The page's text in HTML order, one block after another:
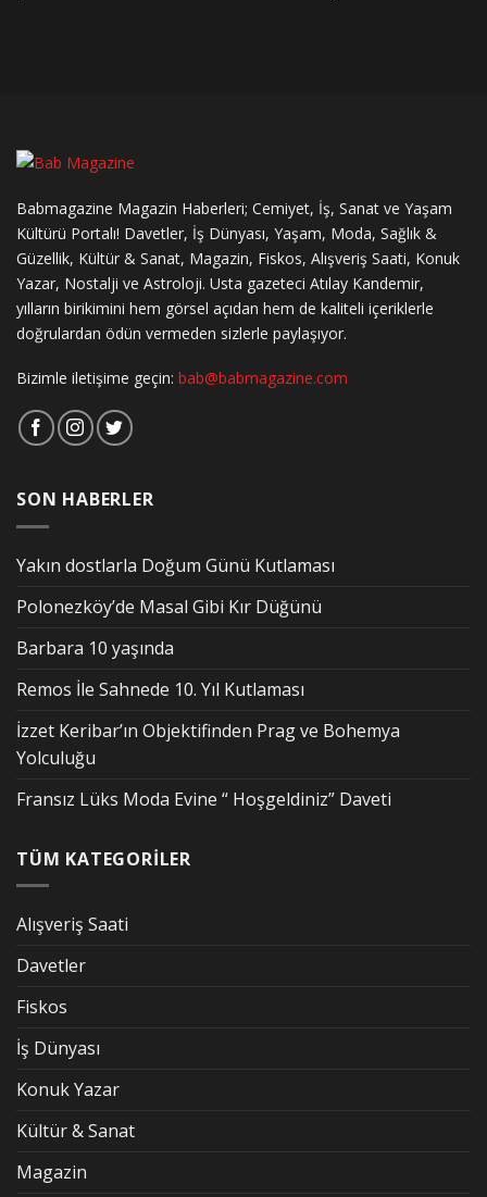
Babmagazine Magazin Haberleri; Cemiyet, İş, Sanat ve Yaşam
Kültürü Portalı! Davetler, İş Dünyası, Yaşam, Moda, Sağlık &
Güzellik, Kültür & Sanat, Magazin, Fiskos, Alışveriş Saati, Konuk
Yazar, Nostalji ve Astroloji. Usta gazeteci Atılay Kandemir,
yılların birikimini hem görsel açıdan hem de kaliteli içeriklerle
doğrulardan ödün vermeden sizlerle paylaşıyor.
Bizimle iletişime geçin: bab@babmagazine.com
SON HABERLER
Yakın dostlarla Doğum Günü Kutlaması
Polonezköy’de Masal Gibi Kır Düğünü
Barbara 10 yaşında
Remos İle Sahnede 10. Yıl Kutlaması
İzzet Keribar’ın Objektifinden Prag ve Bohemya
Yolculuğu
Fransız Lüks Moda Evine “ Hoşgeldiniz” Daveti
TÜM KATEGORİLER
Alışveriş Saati
Davetler
Fiskos
İş Dünyası
Konuk Yazar
Kültür & Sanat
Magazin